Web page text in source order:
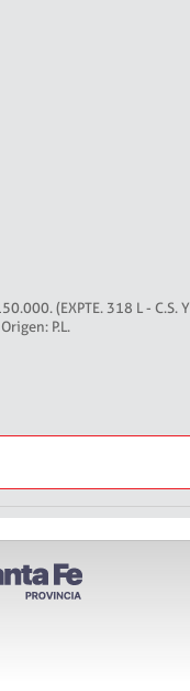
(EXPTE. 318 L - C.S. Y
P.L.